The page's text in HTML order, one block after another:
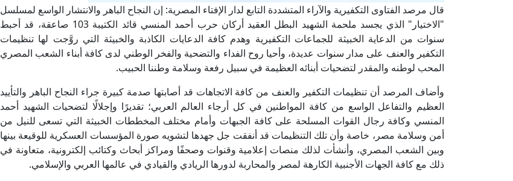
قال مرصد الفتاوى التكفيرية والآراء المتشددة التابع لدار الإفتاء المصرية: إن النجاح الباهر والانتشار الواسع لمسلسل
"الاختيار" الذي يجسد ملحمة الشهيد البطل العقيد أركان حرب أحمد المنسي قائد الكتيبة 103 صاعقة، قد أحبط
سنوات من الدعاية الخبيثة للجماعات التكفيرية وهدم كافة الدعايات الكاذبة والخبيثة التي روَّجت لها تنظيمات
التكفير والعنف على مدار سنوات عديدة، وأحيا روح الفداء والتضحية والفخر الوطني لدى كافة أبناء الشعب المصري
المحب لوطنه والمقدر لتضحيات أبنائه العظيمة في سبيل رفعة وسلامة وطننا الحبيب.
وأضاف المرصد أن تنظيمات التكفير والعنف من كافة الاتجاهات قد أصابتها صدمة كبيرة جراء النجاح الباهر والتأييد
العظيم والتفاعل الواسع من كافة المواطنين في كل أرجاء العالم العربي؛ تقديرًا وإجلالًا لتضحيات الشهيد أحمد
المنسي وكافة رجال القوات المسلحة على كافة الجبهات وأمام مختلف المخططات الخبيثة التي تسعى للنيل من
أمن وسلامة مصر، خاصة وأن تلك التنظيمات قد أنفقت جل جهدها لتشويه صورة المؤسسات العسكرية للوقيعة بينها
وبين الشعب المصري، وأنشأت لذلك منصات إعلامية وقنوات وصحفًا ومراكز أبحاث وكتائب إلكترونية، متعاونة في
ذلك مع كافة الجهات الأجنبية الكارهة لمصر والمحاربة لدورها الريادي والقيادي في عالمها العربي والإسلامي.